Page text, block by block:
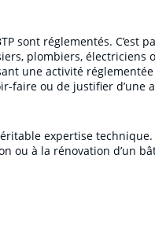
sont réglementés. C’est
plombiers, électriciens
une activité
faire ou de justifier d’une
expertise
ou à la rénovation d’un